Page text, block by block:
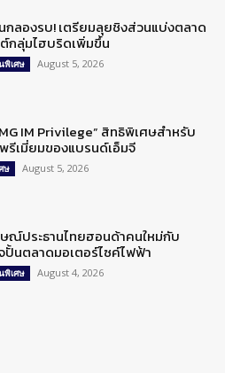
กลองรบ! เตรียมลุยชิงส่วนแบ่งตลาด
กลุ่มไฮบริดเพิ่มขึ้น
พิเศษ August 5, 2026
IM Privilege” สิทธิพิเศษสำหรับ
รีเมี่ยมของแบรนด์เอ็มจี
ษ August 5, 2026
ณ์ประธานไทยฮอนด้าคนใหม่กับ
ปั้นตลาดมอเตอร์ไซค์ไฟฟ้า
พิเศษ August 4, 2026